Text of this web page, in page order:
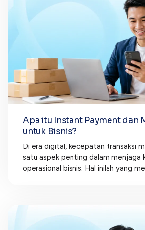
Apa itu Instant Payment dan
untuk Bisnis?
Di era digital, kecepatan transaksi
satu aspek penting dalam menjaga
operasional bisnis. Hal inilah yang